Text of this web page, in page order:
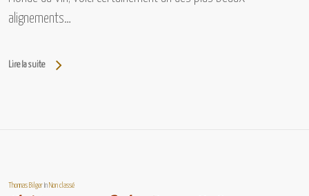
alignements…
Lire la suite
Thomas Bilger InNon classé